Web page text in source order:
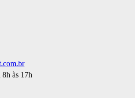
8h às 17h